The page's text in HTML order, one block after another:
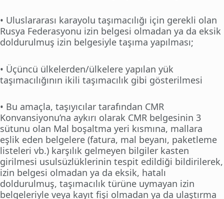
• Uluslararası karayolu taşımacılığı için gerekli olan
Rusya Federasyonu izin belgesi olmadan ya da eksik
doldurulmuş izin belgesiyle taşıma yapılması;
• Üçüncü ülkelerden/ülkelere yapılan yük
taşımacılığının ikili taşımacılık gibi gösterilmesi
• Bu amaçla, taşıyıcılar tarafından CMR
Konvansiyonu’na aykırı olarak CMR belgesinin 3
sütunu olan Mal boşaltma yeri kısmına, mallara
eşlik eden belgelere (fatura, mal beyanı, paketleme
listeleri vb.) karşılık gelmeyen bilgiler kasten
girilmesi usulsüzlüklerinin tespit edildiği bildirilerek,
izin belgesi olmadan ya da eksik, hatalı
doldurulmuş, taşımacılık türüne uymayan izin
belgeleriyle veya kayıt fişi olmadan ya da ulaştırma